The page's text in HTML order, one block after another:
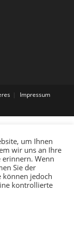
Impressum
um Ihnen
wir uns an Ihre
Wenn
Sie der
können jedoch
kontrollierte